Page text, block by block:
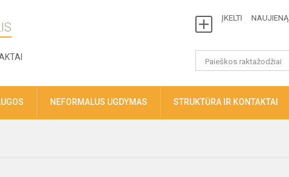
ĮKELTI NAUJIENĄ
NEFORMALUS UGDYMAS STRUKTŪRA IR KONTAKTAI